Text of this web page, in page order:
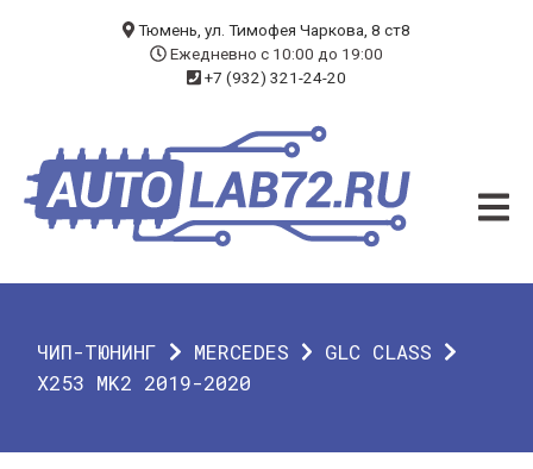
ЧИП-ТЮНИНГ
ДИАГНОСТИКА
О КОМПАНИИ
Тюмень, ул. Тимофея Чаркова, 8 ст8
Ежедневно с 10:00 до 19:00
+7 (932) 321-24-20
ЧИП-ТЮНИНГ MERCEDES
GLC CLASS
X253 MK2 2019-2020